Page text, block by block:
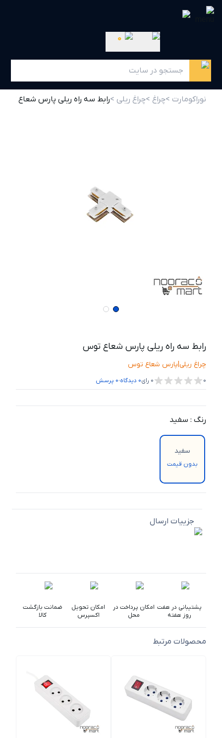
0
نوراکومارت >چراغ >چراغ ریلی >رابط سه راه ریلی پارس شعاع توس
رابط سه راه ریلی پارس شعاع توس
چراغ ریلی|پارس شعاع توس
0
0 رای0 دیدگاه،0 پرسش
رنگ : سفید
سفید
بدون قیمت
جزییات ارسال
پشتیبانی در هفت
روز هفته
امکان پرداخت در
محل
امکان تحویل
اکسپرس
ضمانت بازگشت
کالا
محصولات مرتبط